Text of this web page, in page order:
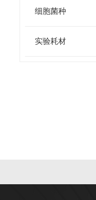
细胞菌种
实验耗材